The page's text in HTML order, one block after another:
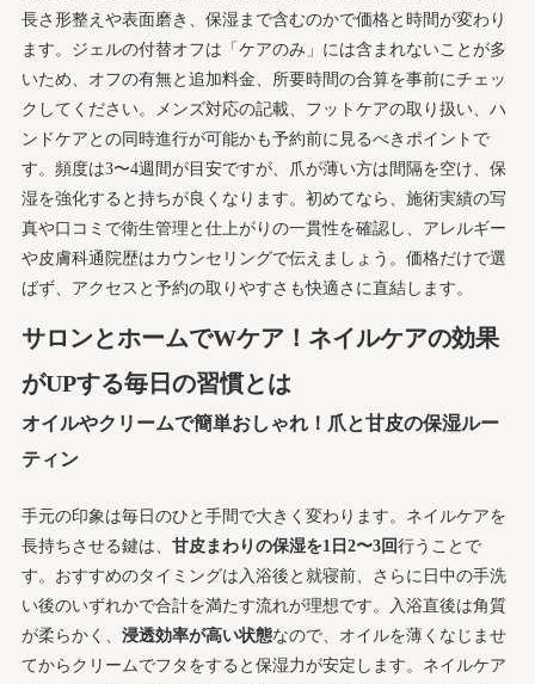
長さ形整えや表面磨き、保湿まで含むのかで価格と時間が変わり
ます。ジェルの付替オフは「ケアのみ」には含まれないことが多
いため、オフの有無と追加料金、所要時間の合算を事前にチェッ
クしてください。メンズ対応の記載、フットケアの取り扱い、ハ
ンドケアとの同時進行が可能かも予約前に見るべきポイントで
す。頻度は3〜4週間が目安ですが、爪が薄い方は間隔を空け、保
湿を強化すると持ちが良くなります。初めてなら、施術実績の写
真や口コミで衛生管理と仕上がりの一貫性を確認し、アレルギー
や皮膚科通院歴はカウンセリングで伝えましょう。価格だけで選
ばず、アクセスと予約の取りやすさも快適さに直結します。
サロンとホームでWケア！ネイルケアの効果
がUPする毎日の習慣とは
オイルやクリームで簡単おしゃれ！爪と甘皮の保湿ルー
ティン
手元の印象は毎日のひと手間で大きく変わります。ネイルケアを
長持ちさせる鍵は、 甘皮まわりの保湿を1日2〜3回行うことで
す。おすすめのタイミングは入浴後と就寝前、さらに日中の手洗
い後のいずれかで合計を満たす流れが理想です。入浴直後は角質
が柔らかく、 浸透効率が高い状態なので、オイルを薄くなじませ
てからクリームでフタをすると保湿力が安定します。ネイルケア